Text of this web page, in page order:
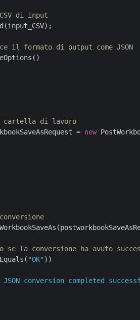
di input
il formato di output come JSON
cartella di lavoro
=
new
se la conversione ha avuto
"OK" ))
JSON conversion completed